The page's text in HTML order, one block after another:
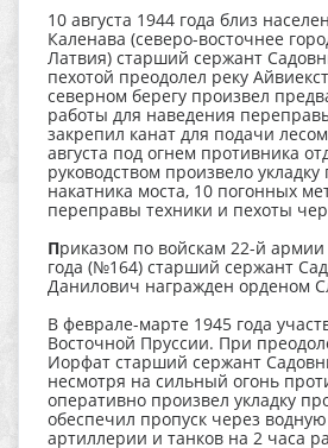
10 августа 1944 года близ
Каленава (северо-восточнее
Латвия) старший сержант
пехотой преодолел реку
северном берегу произвел
работы для наведения
закрепил канат для подачи
августа под огнем противника
руководством произвело укладку
накатника моста, 10 погонных
переправы техники и пехоты
Приказом по войскам 22-й армии
года (№164) старший сержант
Данилович награжден орденом
В феврале-марте 1945 года
Восточной Пруссии. При
Иорфат старший сержант
несмотря на сильный огонь
оперативно произвел укладку
обеспечил пропуск через
артиллерии и танков на 2 часа